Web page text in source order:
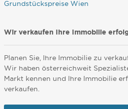
Grundstückspreise Wien
Wir verkaufen Ihre Immobilie
Planen Sie, Ihre Immobilie zu
Wir haben österreichweit
Markt kennen und Ihre Immobilie
verkaufen.